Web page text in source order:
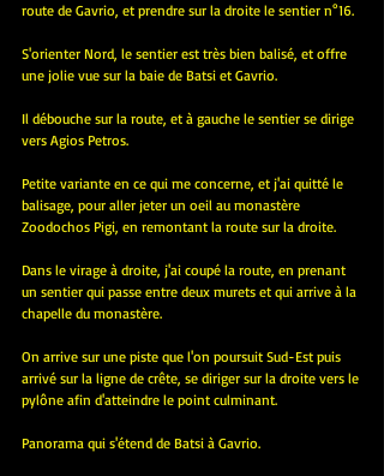
route de Gavrio, et prendre sur la droite le sentier n°16.
S'orienter Nord, le sentier est très bien balisé, et offre
une jolie vue sur la baie de Batsi et Gavrio.
Il débouche sur la route, et à gauche le sentier se dirige
vers Agios Petros.
Petite variante en ce qui me concerne, et j'ai quitté le
balisage, pour aller jeter un oeil au monastère
Zoodochos Pigi, en remontant la route sur la droite.
Dans le virage à droite, j'ai coupé la route, en prenant
un sentier qui passe entre deux murets et qui arrive à la
chapelle du monastère.
On arrive sur une piste que l'on poursuit Sud-Est puis
arrivé sur la ligne de crête, se diriger sur la droite vers le
pylône afin d'atteindre le point culminant.
Panorama qui s'étend de Batsi à Gavrio.